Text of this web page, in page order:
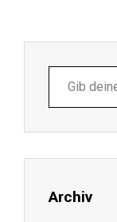
deine
E-
ein ...
Archiv